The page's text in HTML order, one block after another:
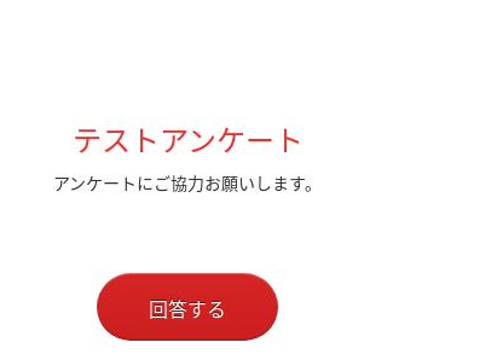
テストアンケート
アンケートにご協力お願いします。
回答する